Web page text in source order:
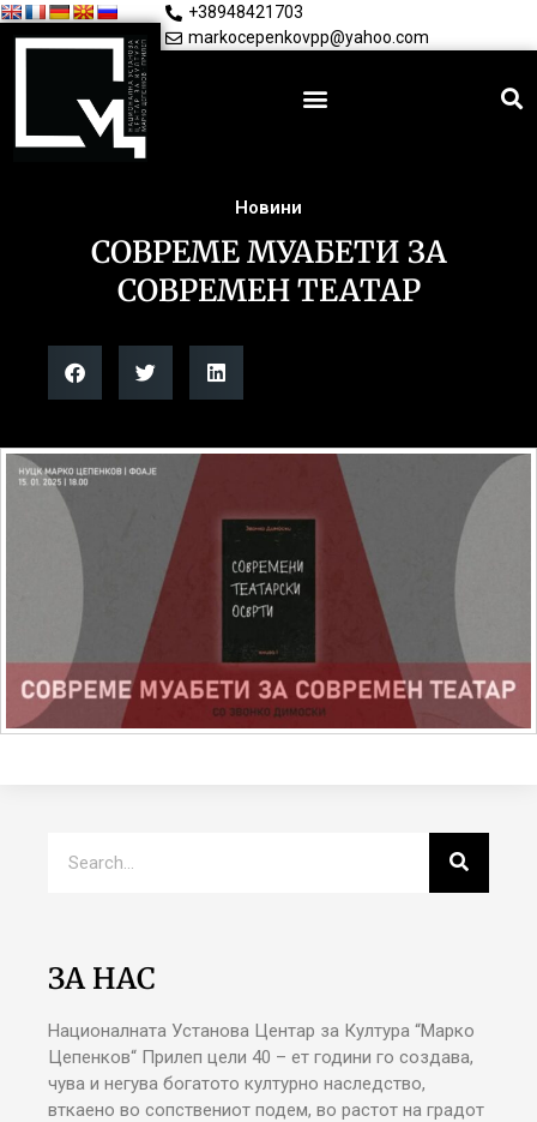
+38948421703
markocepenkovpp@yahoo.com
Новини
СОВРЕМЕ МУАБЕТИ ЗА
СОВРЕМЕН ТЕАТАР
ЗА НАС
Националната Установа Центар за Култура “Марко
Цепенков“ Прилеп цели 40 – ет години го создава,
чува и негува богатото културно наследство,
вткаено во сопствениот подем, во растот на градот